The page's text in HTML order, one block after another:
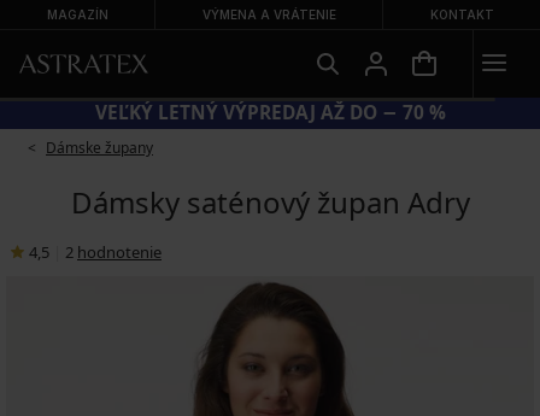
MAGAZÍN VÝMENA A VRÁTENIE KONTAKT
VEĽKÝ LETNÝ VÝPREDAJ AŽ DO − 70 %
Dámske župany
Dámsky saténový župan Adry
4,5 2 hodnotenie